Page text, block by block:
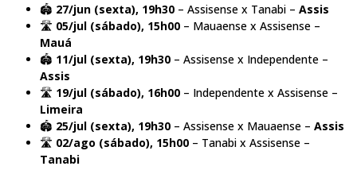
🏟️ 27/jun (sexta), 19h30 – Assisense x Tanabi – Assis
🛣️ 05/jul (sábado), 15h00 – Mauaense x Assisense –
Mauá
🏟️ 11/jul (sexta), 19h30 – Assisense x Independente –
Assis
🛣️ 19/jul (sábado), 16h00 – Independente x Assisense –
Limeira
🏟️ 25/jul (sexta), 19h30 – Assisense x Mauaense – Assis
🛣️ 02/ago (sábado), 15h00 – Tanabi x Assisense –
Tanabi